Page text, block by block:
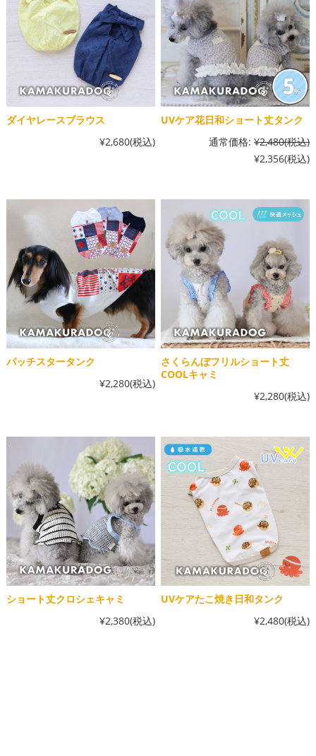
ダイヤレースブラウス
¥2,680(税込)
UVケア花日和ショート丈タンク
通常価格: ¥2,480(税込)
¥2,356(税込)
パッチスタータンク
¥2,280(税込)
さくらんぼフリルショート丈
COOLキャミ
¥2,280(税込)
ショート丈クロシェキャミ
¥2,380(税込)
UVケアたこ焼き日和タンク
¥2,480(税込)